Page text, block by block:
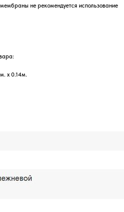
не рекомендуется использование
x 0.14м.